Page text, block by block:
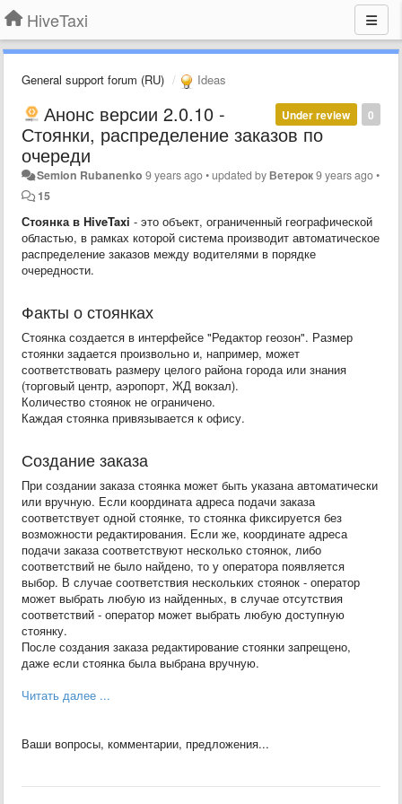
HiveTaxi
General support forum (RU) Ideas
0
Under review
Анонс версии 2.0.10 -
Стоянки, распределение заказов по
очереди
Semion Rubanenko 9 years ago•updated byВетерок9 years ago•
15
Стоянка в HiveTaxi - это объект, ограниченный географической
областью, в рамках которой система производит автоматическое
распределение заказов между водителями в порядке
очередности.
Факты о стоянках
Стоянка создается в интерфейсе "Редактор геозон". Размер
стоянки задается произвольно и, например, может
соответствовать размеру целого района города или знания
(торговый центр, аэропорт, ЖД вокзал).
Количество стоянок не ограничено.
Каждая стоянка привязывается к офису.
Создание заказа
При создании заказа стоянка может быть указана автоматически
или вручную. Если координата адреса подачи заказа
соответствует одной стоянке, то стоянка фиксируется без
возможности редактирования. Если же, координате адреса
подачи заказа соответствуют несколько стоянок, либо
соответствий не было найдено, то у оператора появляется
выбор. В случае соответствия нескольких стоянок - оператор
может выбрать любую из найденных, в случае отсутствия
соответствий - оператор может выбрать любую доступную
стоянку.
После создания заказа редактирование стоянки запрещено,
даже если стоянка была выбрана вручную.
Читать далее ...
Ваши вопросы, комментарии, предложения...